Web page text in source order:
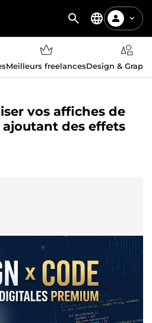
Meilleurs freelancesDesign &
vos affiches de
des effets